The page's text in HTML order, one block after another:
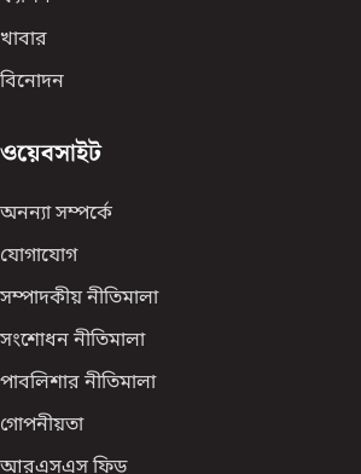
খাবার
বিনোদন
ওয়েবসাইট
অনন্যা সম্পর্কে
যোগাযোগ
সম্পাদকীয় নীতিমালা
সংশোধন নীতিমালা
পাবলিশার নীতিমালা
গোপনীয়তা
আরএসএস ফিড